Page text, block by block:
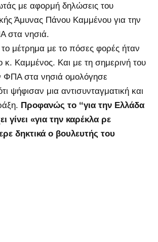
με αφορμή δηλώσεις του
Άμυνας Πάνου Καμμένου για την
στα νησιά.
μέτρημα με το πόσες φορές ήταν
κ. Καμμένος. Και με τη σημερινή του
ΦΠΑ στα νησιά ομολόγησε
ψήφισαν μια αντισυνταγματική και
Προφανώς το ‘‘για την Ελλάδα
γίνει «για την καρέκλα ρε
δηκτικά ο βουλευτής του